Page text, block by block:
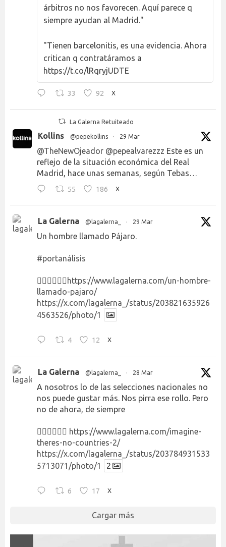
árbitros no nos favorecen. Aquí parece q
siempre ayudan al Madrid."
"Tienen barcelonitis, es una evidencia. Ahora
critican q contratáramos a
https://t.co/lRqryjUDTE
33 92 X
La Galerna Retuiteado
Kollins @pepekollins · 29 Mar
@TheNewOjeador @pepealvarezzz Este es un
reflejo de la situación económica del Real
Madrid, hace unas semanas, según Tebas…
55 186 X
La Galerna @lagalerna_ · 29 Mar
Un hombre llamado Pájaro.
#portanálisis
👉🏻👉🏻👉🏻 https://www.lagalerna.com/un-hombre-
llamado-pajaro/
https://x.com/lagalerna_/status/203821635926
4563526/photo/1
4 12 X
La Galerna @lagalerna_ · 28 Mar
A nosotros lo de las selecciones nacionales no
nos puede gustar más. Nos pirra ese rollo. Pero
no de ahora, de siempre
👉🏻👉🏻👉🏻 https://www.lagalerna.com/imagine-
theres-no-countries-2/
https://x.com/lagalerna_/status/203784931533
5713071/photo/1
2
6 17 X
Cargar más